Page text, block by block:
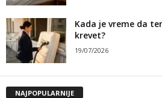
Kada je vreme da
krevet?
19/07/2026
NAJPOPULARNIJE